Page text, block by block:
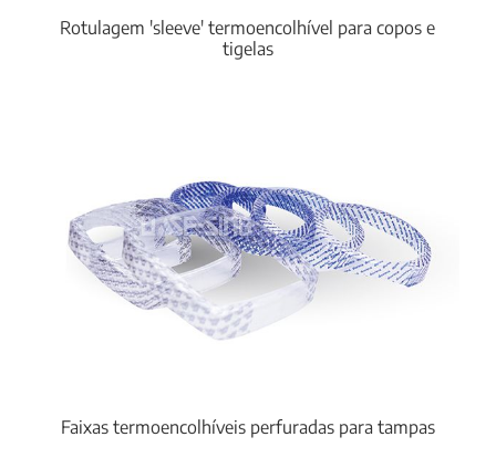
Rotulagem 'sleeve' termoencolhível para copos e
tigelas
Faixas termoencolhíveis perfuradas para tampas